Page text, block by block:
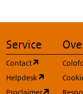
Service
Contact
(opent in
Helpdesk
(opent in
(opent